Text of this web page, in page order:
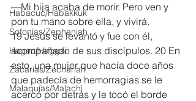
Habacuc/Habakkuk
Sofonías/Zephaniah
Hageo/Haggai
Zacarías/Zechariah
Malaquías/Malachi
—Mi hija acaba de morir. Pero ven y
pon tu mano sobre ella, y vivirá.
19 Jesús se levantó y fue con él,
acompañado de sus discípulos. 20 En
esto, una mujer que hacía doce años
que padecía de hemorragias se le
acercó por detrás y le tocó el borde